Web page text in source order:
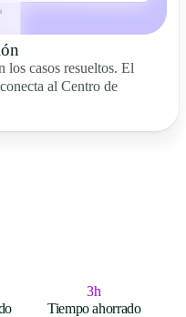
los casos resueltos. El
al Centro de
3h
Tiempo ahorrado